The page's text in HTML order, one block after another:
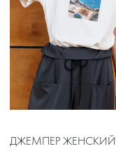
ДЖЕМПЕР ЖЕНСКИЙ